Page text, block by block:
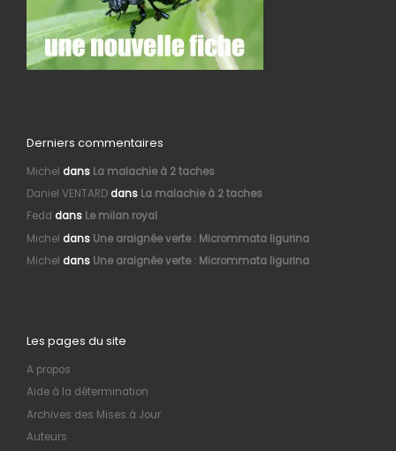
Derniers commentaires
Michel dans La malachie à 2 taches
Daniel VENTARDdans La malachie à 2 taches
Fedd dans Le milan royal
Michel dans Une araignée verte : Micrommata ligurina
Michel dans Une araignée verte : Micrommata ligurina
Les pages du site
A propos
Aide à la détermination
Archives des Mises à Jour
Auteurs